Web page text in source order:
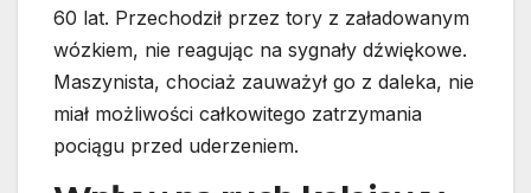
60 lat. Przechodził przez tory z załadowanym
wózkiem, nie reagując na sygnały dźwiękowe.
Maszynista, chociaż zauważył go z daleka, nie
miał możliwości całkowitego zatrzymania
pociągu przed uderzeniem.